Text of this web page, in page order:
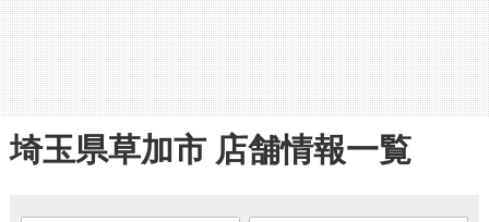
埼玉県草加市 店舗情報一覧